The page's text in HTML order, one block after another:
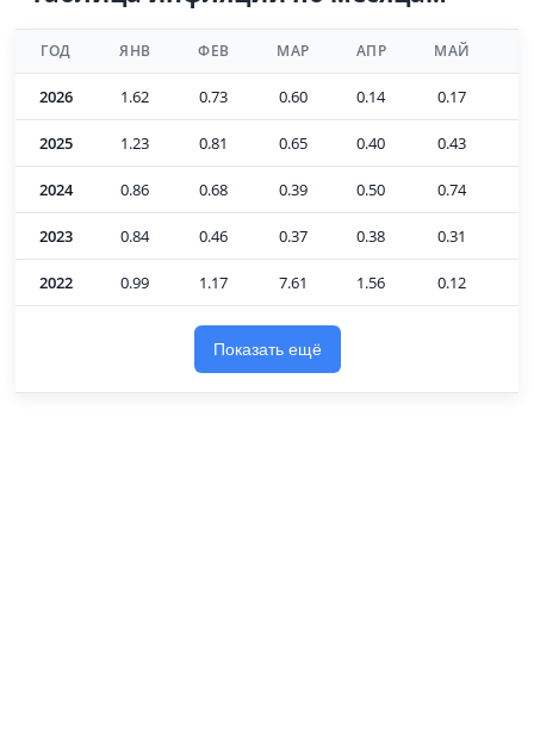
ГОД ЯНВ ФЕВ МАР АПР МАЙ
2026 1.62 0.73 0.60 0.14 0.17
2025 1.23 0.81 0.65 0.40 0.43
2024 0.86 0.68 0.39 0.50 0.74
2023 0.84 0.46 0.37 0.38 0.31
2022 0.99 1.17 7.61 1.56 0.12
Показать ещё